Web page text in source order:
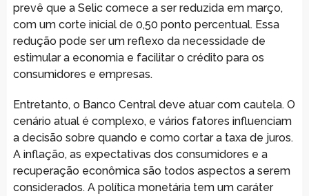
prevê que a Selic comece a ser reduzida em março,
com um corte inicial de 0,50 ponto percentual. Essa
redução pode ser um reflexo da necessidade de
estimular a economia e facilitar o crédito para os
consumidores e empresas.
Entretanto, o Banco Central deve atuar com cautela. O
cenário atual é complexo, e vários fatores influenciam
a decisão sobre quando e como cortar a taxa de juros.
A inflação, as expectativas dos consumidores e a
recuperação econômica são todos aspectos a serem
considerados. A política monetária tem um caráter